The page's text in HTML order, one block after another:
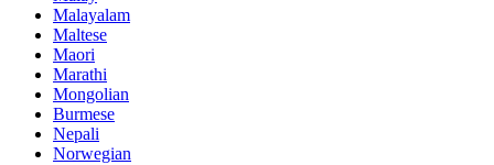
Malayalam
Maltese
Maori
Marathi
Mongolian
Burmese
Nepali
Norwegian